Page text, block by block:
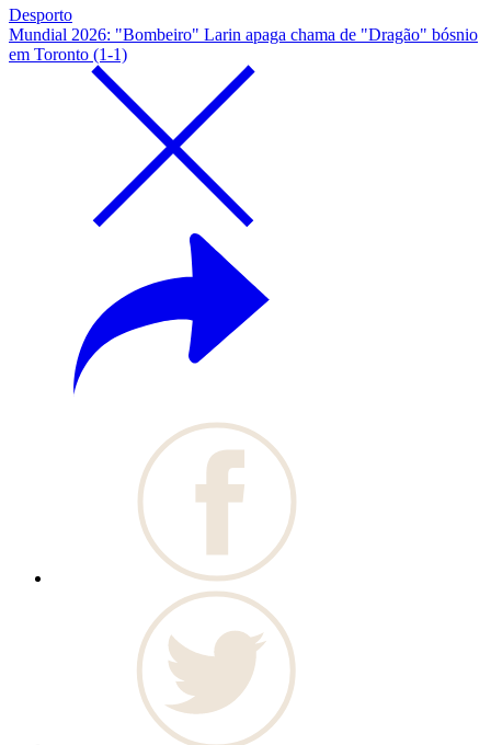
Desporto
Mundial 2026: "Bombeiro" Larin apaga chama de "Dragão" bósnio
em Toronto (1-1)